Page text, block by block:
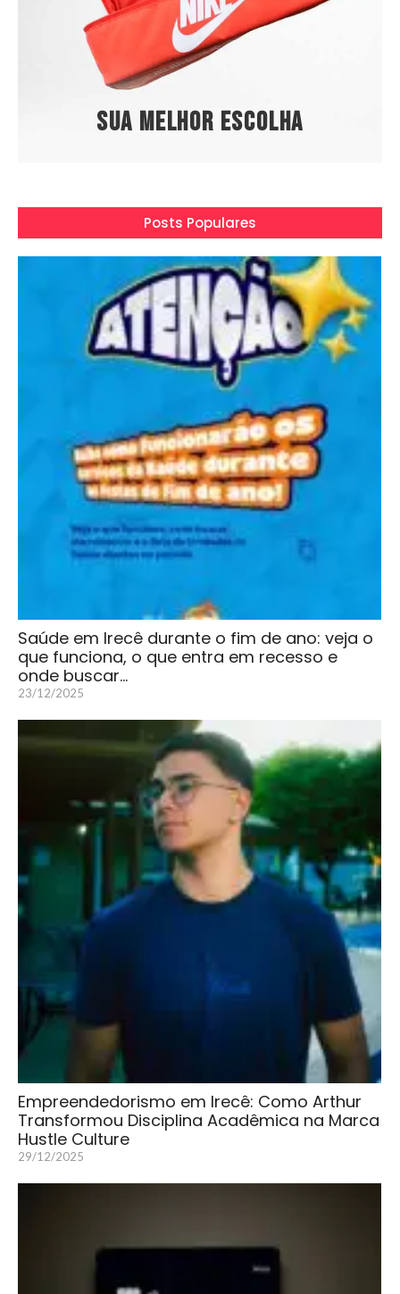
Sua melhor escolha
Posts Populares
Saúde em Irecê durante o fim de ano: veja o
que funciona, o que entra em recesso e
onde buscar…
23/12/2025
Empreendedorismo em Irecê: Como Arthur
Transformou Disciplina Acadêmica na Marca
Hustle Culture
29/12/2025